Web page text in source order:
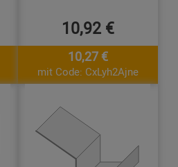
10,92 €
10,27 €
mit Code: CxLyh2Ajne